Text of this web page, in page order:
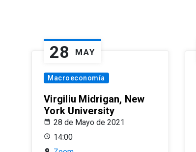
28 MAY
Macroeconomía
Virgiliu Midrigan, New
York University
28 de Mayo de 2021
14:00